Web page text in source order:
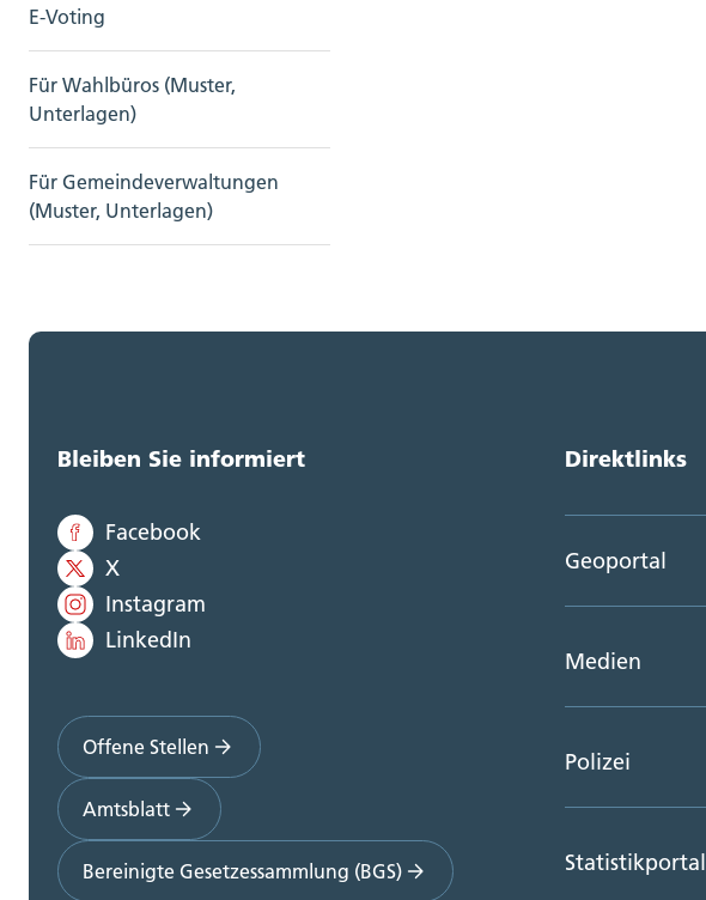
E-Voting
Für Wahlbüros (Muster,
Unterlagen)
Für Gemeindeverwaltungen
(Muster, Unterlagen)
Bleiben Sie informiert
Facebook
X
Instagram
LinkedIn
Offene Stellen
Amtsblatt
Bereinigte Gesetzessammlung (BGS)
Direktlinks
Geoportal
Medien
Polizei
Statistikportal